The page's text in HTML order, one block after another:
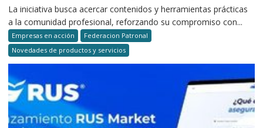
La iniciativa busca acercar contenidos y herramientas prácticas
a la comunidad profesional, reforzando su compromiso con...
Empresas en acción
Federacion Patronal
Novedades de productos y servicios